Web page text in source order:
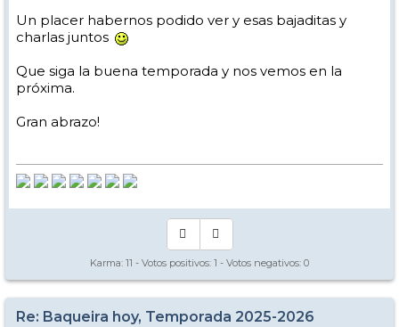
Un placer habernos podido ver y esas bajaditas y
charlas juntos
Que siga la buena temporada y nos vemos en la
próxima.
Gran abrazo!
Karma: 11 - Votos positivos: 1 - Votos negativos: 0
Re: Baqueira hoy, Temporada 2025-2026